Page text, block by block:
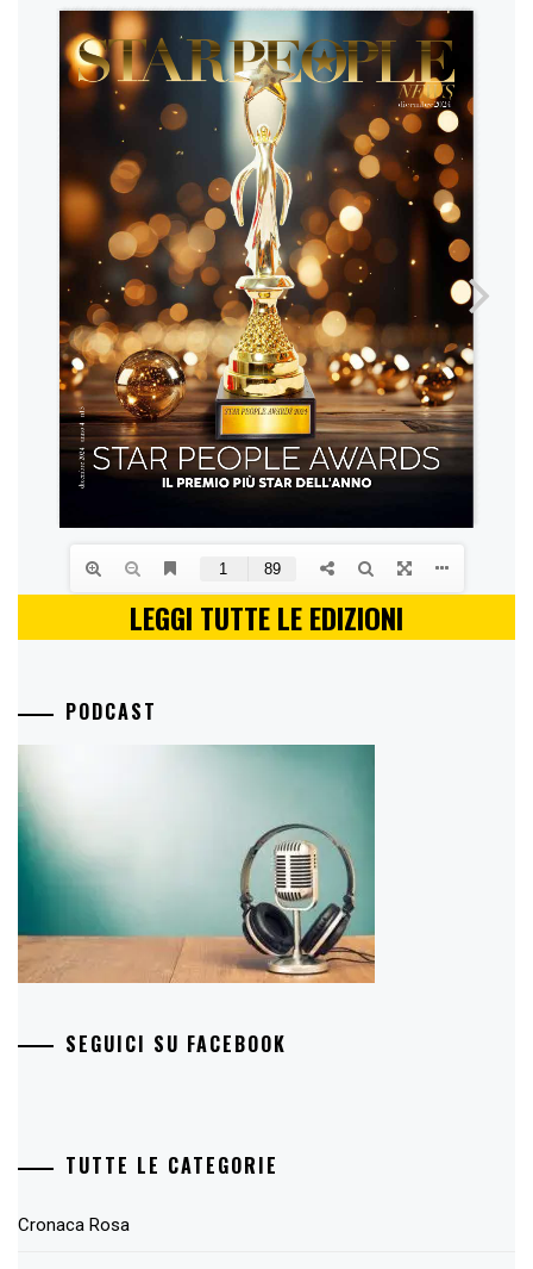
LEGGI TUTTE LE EDIZIONI
PODCAST
SEGUICI SU FACEBOOK
TUTTE LE CATEGORIE
Cronaca Rosa